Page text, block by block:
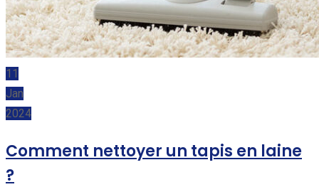
11
Jan
2024
Comment nettoyer un tapis en laine
?